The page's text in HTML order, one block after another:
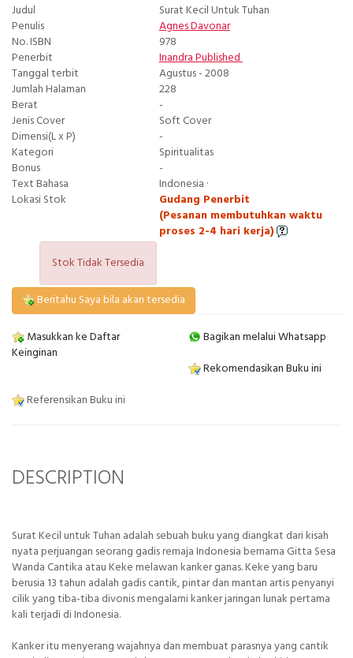
Judul
Surat Kecil Untuk Tuhan
Penulis
Agnes Davonar
No. ISBN
978
Penerbit
Inandra Published
Tanggal terbit
Agustus - 2008
Jumlah Halaman
228
Berat
-
Jenis Cover
Soft Cover
Dimensi(L x P)
-
Kategori
Spiritualitas
Bonus
-
Text Bahasa
Indonesia ·
Lokasi Stok
Gudang Penerbit
(Pesanan membutuhkan waktu
proses 2-4 hari kerja)
Stok Tidak Tersedia
Beritahu Saya bila akan tersedia
Masukkan ke Daftar
Keinginan
Bagikan melalui Whatsapp
Rekomendasikan Buku ini
Referensikan Buku ini
DESCRIPTION
Surat Kecil untuk Tuhan adalah sebuah buku yang diangkat dari kisah
nyata perjuangan seorang gadis remaja Indonesia bernama Gitta Sesa
Wanda Cantika atau Keke melawan kanker ganas. Keke yang baru
berusia 13 tahun adalah gadis cantik, pintar dan mantan artis penyanyi
cilik yang tiba-tiba divonis mengalami kanker jaringan lunak pertama
kali terjadi di Indonesia.
Kanker itu menyerang wajahnya dan membuat parasnya yang cantik